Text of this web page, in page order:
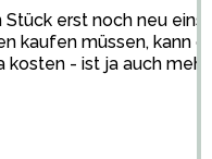
Stück erst noch neu
kaufen müssen, kann
kosten - ist ja auch mehr